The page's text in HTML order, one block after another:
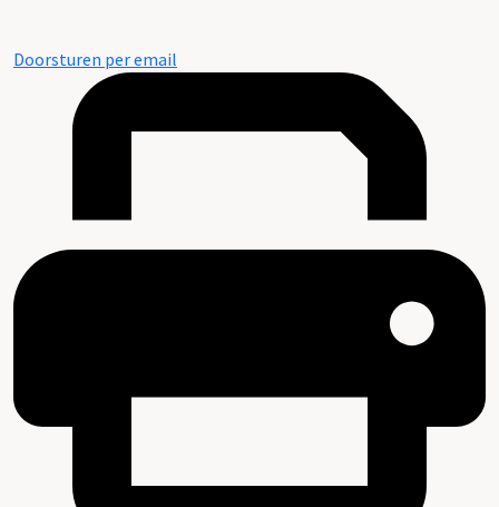
Doorsturen per email